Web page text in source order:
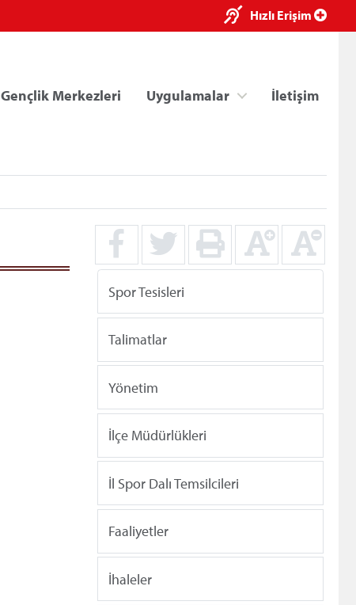
Hızlı Erişim
Gençlik Merkezleri Uygulamalar İletişim
Spor Tesisleri
Talimatlar
Yönetim
İlçe Müdürlükleri
İl Spor Dalı Temsilcileri
Faaliyetler
İhaleler
×